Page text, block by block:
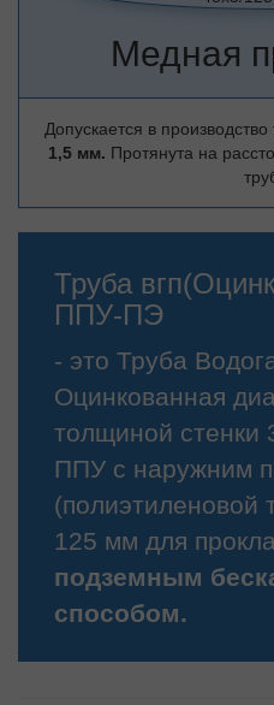
Медная
Допускается в
1,5 мм. Протянута на
Труба
ППУ-ПЭ
- это Труба
Оцинкованная
толщиной стенки
ППУ с наружним
(полиэтиленовой
125 мм для
подземным
способом.